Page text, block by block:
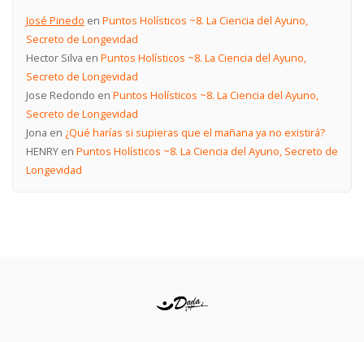
José Pinedo en Puntos Holísticos ~8. La Ciencia del Ayuno,
Secreto de Longevidad
Hector Silva en Puntos Holísticos ~8. La Ciencia del Ayuno,
Secreto de Longevidad
Jose Redondo en Puntos Holísticos ~8. La Ciencia del Ayuno,
Secreto de Longevidad
Jona en ¿Qué harías si supieras que el mañana ya no existirá?
HENRYen Puntos Holísticos ~8. La Ciencia del Ayuno, Secreto de
Longevidad